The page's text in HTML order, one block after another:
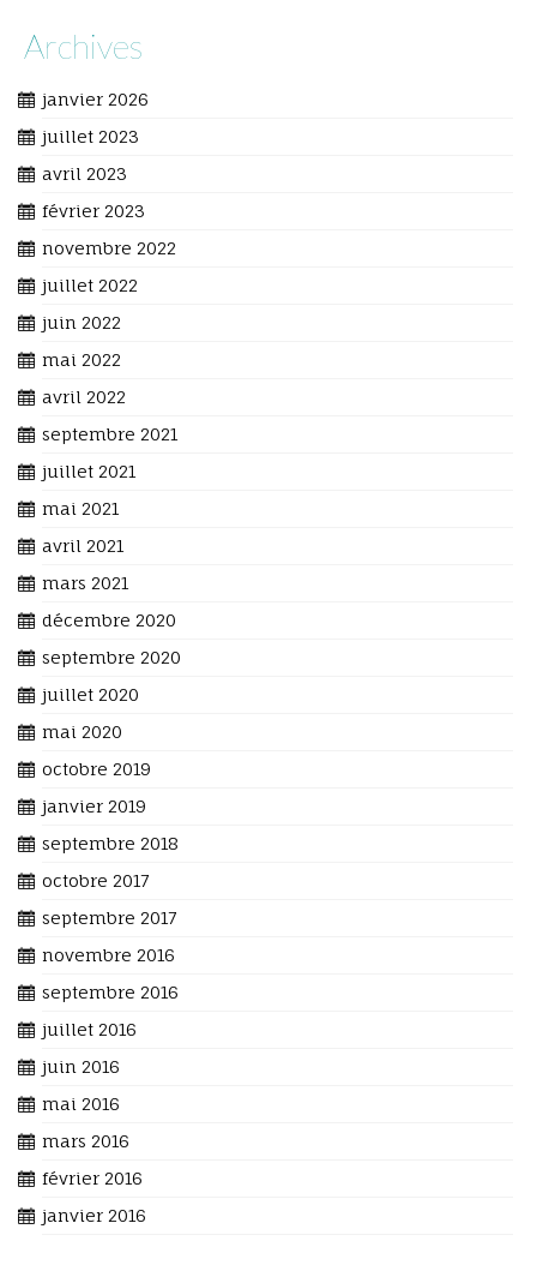
Archives
janvier 2026
juillet 2023
avril 2023
février 2023
novembre 2022
juillet 2022
juin 2022
mai 2022
avril 2022
septembre 2021
juillet 2021
mai 2021
avril 2021
mars 2021
décembre 2020
septembre 2020
juillet 2020
mai 2020
octobre 2019
janvier 2019
septembre 2018
octobre 2017
septembre 2017
novembre 2016
septembre 2016
juillet 2016
juin 2016
mai 2016
mars 2016
février 2016
janvier 2016